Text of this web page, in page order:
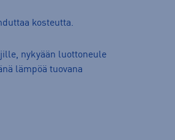
kosteutta.
nykyään luottoneule
lämpöä tuovana